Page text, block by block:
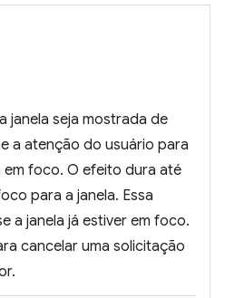
janela seja mostrada de
a atenção do usuário para
em foco. O efeito dura até
para a janela. Essa
a janela já estiver em foco.
cancelar uma solicitação